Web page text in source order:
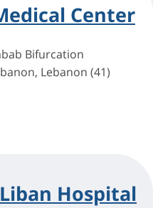
Center
Bifurcation
Lebanon (41)
Hospital